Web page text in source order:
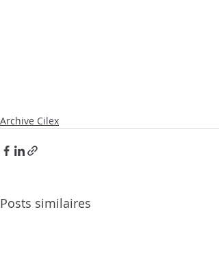
Archive Cilex
Posts similaires